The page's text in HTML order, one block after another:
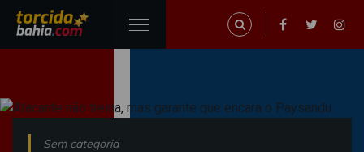
Sem categoria